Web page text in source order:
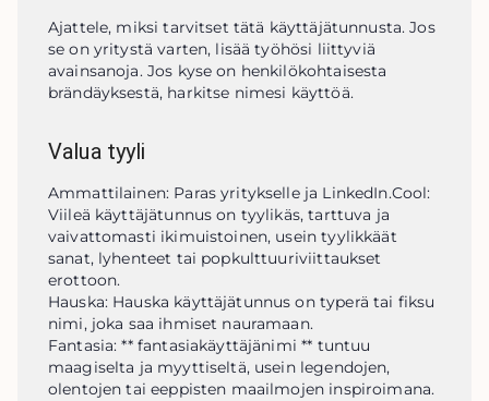
Ajattele, miksi tarvitset tätä käyttäjätunnusta. Jos
se on yritystä varten, lisää työhösi liittyviä
avainsanoja. Jos kyse on henkilökohtaisesta
brändäyksestä, harkitse nimesi käyttöä.
Valua tyyli
Ammattilainen: Paras yritykselle ja LinkedIn.Cool:
Viileä käyttäjätunnus on tyylikäs, tarttuva ja
vaivattomasti ikimuistoinen, usein tyylikkäät
sanat, lyhenteet tai popkulttuuriviittaukset
erottoon.
Hauska: Hauska käyttäjätunnus on typerä tai fiksu
nimi, joka saa ihmiset nauramaan.
Fantasia: ** fantasiakäyttäjänimi ** tuntuu
maagiselta ja myyttiseltä, usein legendojen,
olentojen tai eeppisten maailmojen inspiroimana.